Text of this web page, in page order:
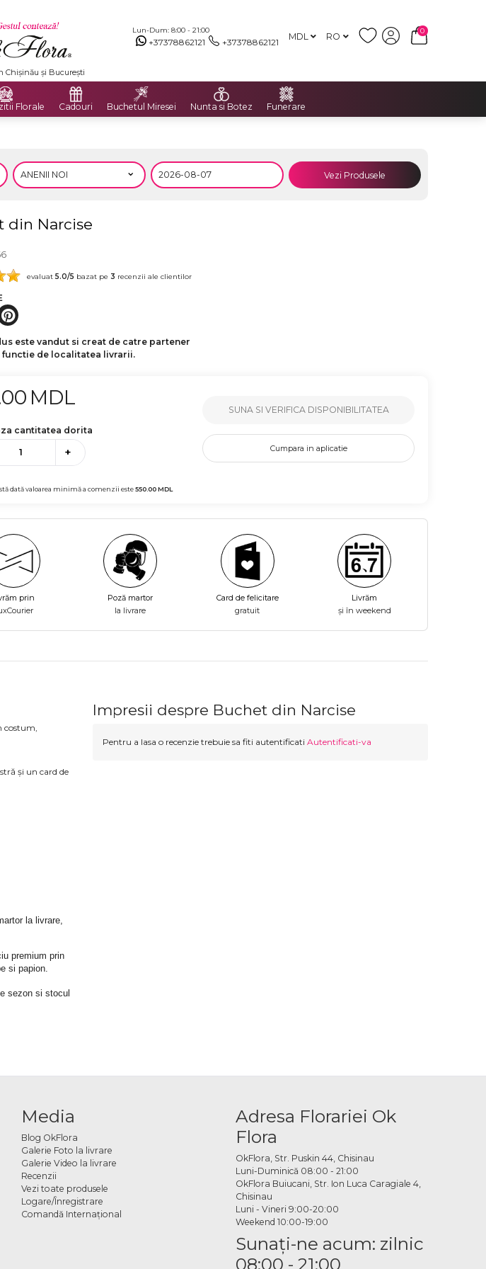
Lun-Dum: 8:00 - 21:00
+37378862121 +37378862121 MDL RO
0
Chișinău și București
Florale Cadouri Buchetul Miresei Nunta si Botez Funerare
Vezi Produsele
din Narcise
evaluat5.0/5 bazat pe 3 recenzii ale clientilor
este vandut si creat de catre partener
functie de localitatea livrarii.
MDL
cantitatea dorita
+
dată valoarea minimă a comenzii este550.00MDL
SUNA SI VERIFICA DISPONIBILITATEA
Cumpara in aplicatie
prin
Poză martor
la livrare
Card de felicitare
gratuit
Livrăm
și în weekend
costum,
și un card de
la livrare,
premium prin
si papion.
sezon si stocul
Impresii despre Buchet din Narcise
Pentru a lasa o recenzie trebuie sa fiti autentificati Autentificati-va
Media
Blog OkFlora
Galerie Foto la livrare
Galerie Video la livrare
Recenzii
Vezi toate produsele
Logare/Înregistrare
Comandă Internațional
Adresa Florariei Ok
Flora
OkFlora, Str. Puskin 44, Chisinau
Luni-Duminică 08:00 - 21:00
OkFlora Buiucani, Str. Ion Luca Caragiale 4,
Chisinau
Luni - Vineri 9:00-20:00
Weekend 10:00-19:00
Sunaţi-ne acum: zilnic
08:00 - 21:00